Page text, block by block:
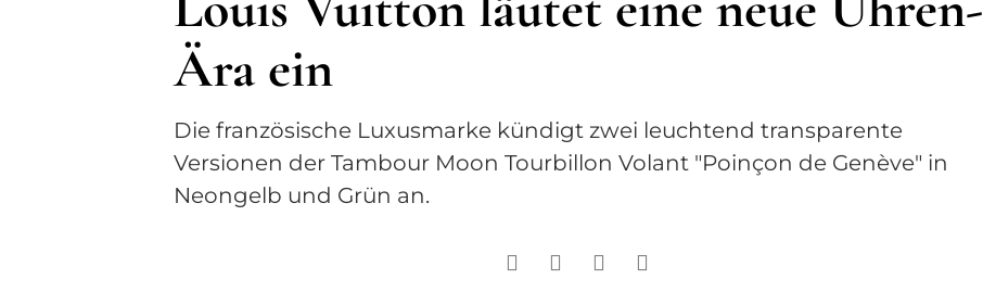
Ära ein
Die französische Luxusmarke kündigt zwei leuchtend transparente
Versionen der Tambour Moon Tourbillon Volant "Poinçon de Genève" in
Neongelb und Grün an.